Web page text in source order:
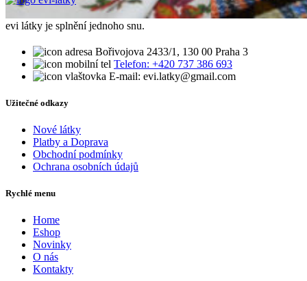
evi látky je splnění jednoho snu.
Bořivojova 2433/1, 130 00 Praha 3
Telefon: +420 737 386 693
E-mail: evi.latky@gmail.com
Užitečné odkazy
Nové látky
Platby a Doprava
Obchodní podmínky
Ochrana osobních údajů
Rychlé menu
Home
Eshop
Novinky
O nás
Kontakty